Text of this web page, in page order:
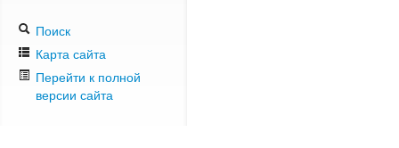
Поиск
Карта сайта
Перейти к полной
версии сайта